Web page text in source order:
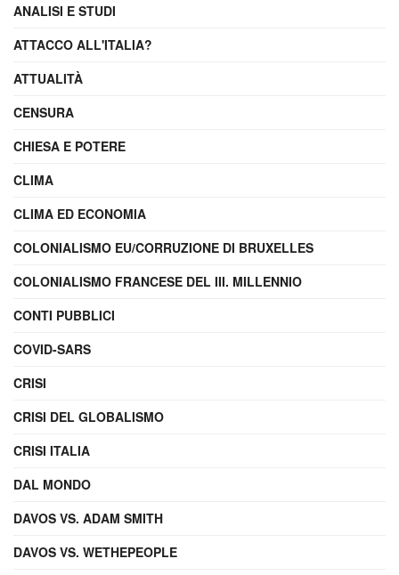
ANALISI E STUDI
ATTACCO ALL'ITALIA?
ATTUALITÀ
CENSURA
CHIESA E POTERE
CLIMA
CLIMA ED ECONOMIA
COLONIALISMO EU/CORRUZIONE DI BRUXELLES
COLONIALISMO FRANCESE DEL III. MILLENNIO
CONTI PUBBLICI
COVID-SARS
CRISI
CRISI DEL GLOBALISMO
CRISI ITALIA
DAL MONDO
DAVOS VS. ADAM SMITH
DAVOS VS. WETHEPEOPLE